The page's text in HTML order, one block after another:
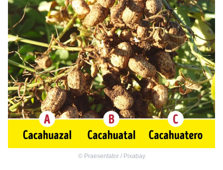
© Praesentator / Pixabay